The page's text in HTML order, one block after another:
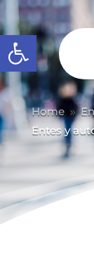
Abrir barra de
Home 9
Entes y